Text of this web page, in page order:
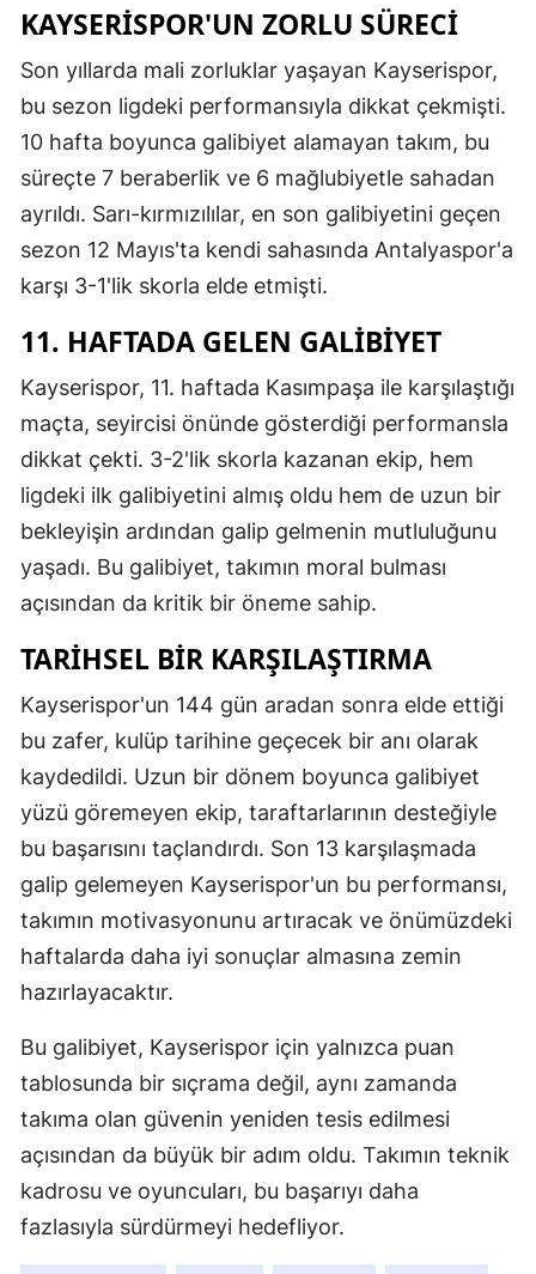
KAYSERISPOR'UN ZORLU SÜRECI
Son yıllarda mali zorluklar yaşayan Kayserispor,
bu sezon ligdeki performansıyla dikkat çekmişti.
10 hafta boyunca galibiyet alamayan takım, bu
süreçte 7 beraberlik ve 6 mağlubiyetle sahadan
ayrıldı. Sarı-kırmızılılar, en son galibiyetini geçen
sezon 12 Mayıs'ta kendi sahasında Antalyaspor'a
karşı 3-1'lik skorla elde etmişti.
11. HAFTADA GELEN GALIBIYET
Kayserispor, 11. haftada Kasımpaşa ile karşılaştığı
maçta, seyircisi önünde gösterdiği performansla
dikkat çekti. 3-2'lik skorla kazanan ekip, hem
ligdeki ilk galibiyetini almış oldu hem de uzun bir
bekleyişin ardından galip gelmenin mutluluğunu
yaşadı. Bu galibiyet, takımın moral bulması
açısından da kritik bir öneme sahip.
TARIHSEL BIR KARŞILAŞTIRMA
Kayserispor'un 144 gün aradan sonra elde ettiği
bu zafer, kulüp tarihine geçecek bir anı olarak
kaydedildi. Uzun bir dönem boyunca galibiyet
yüzü göremeyen ekip, taraftarlarının desteğiyle
bu başarısını taçlandırdı. Son 13 karşılaşmada
galip gelemeyen Kayserispor'un bu performansı,
takımın motivasyonunu artıracak ve önümüzdeki
haftalarda daha iyi sonuçlar almasına zemin
hazırlayacaktır.
Bu galibiyet, Kayserispor için yalnızca puan
tablosunda bir sıçrama değil, aynı zamanda
takıma olan güvenin yeniden tesis edilmesi
açısından da büyük bir adım oldu. Takımın teknik
kadrosu ve oyuncuları, bu başarıyı daha
fazlasıyla sürdürmeyi hedefliyor.